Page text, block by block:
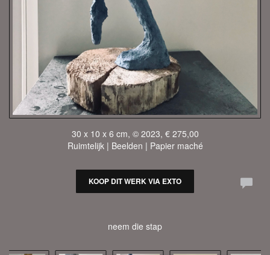
30 x 10 x 6 cm, © 2023, € 275,00
Ruimtelijk | Beelden | Papier maché
KOOP DIT WERK VIA EXTO
neem die stap